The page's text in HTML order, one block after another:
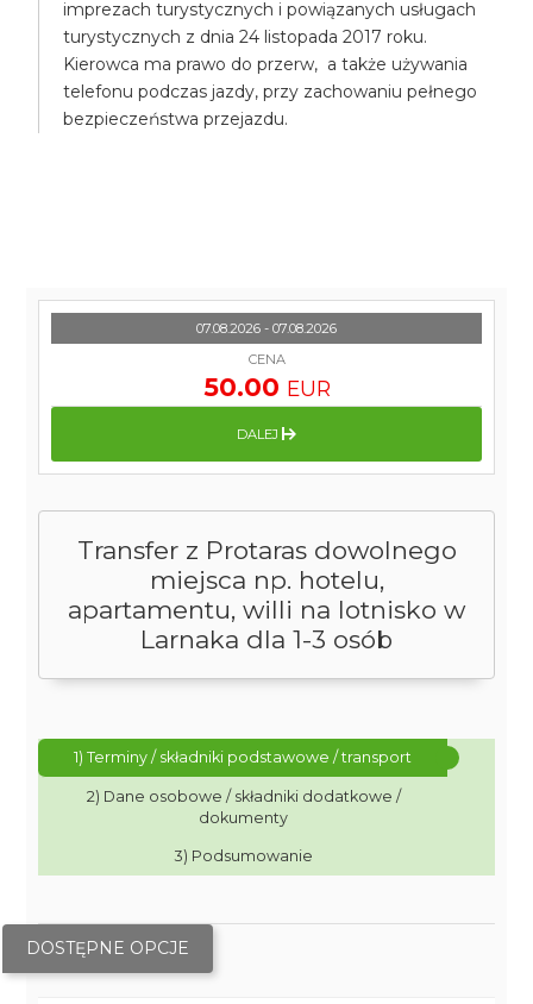
imprezach turystycznych i powiązanych usługach
turystycznych z dnia 24 listopada 2017 roku.
Kierowca ma prawo do przerw, a także używania
telefonu podczas jazdy, przy zachowaniu pełnego
bezpieczeństwa przejazdu.
Transfer z Protaras dowolnego
miejsca np. hotelu,
apartamentu, willi na lotnisko w
Larnaka dla 1-3 osób
1) Terminy / składniki podstawowe / transport
2) Dane osobowe / składniki dodatkowe /
dokumenty
3) Podsumowanie
DOSTĘPNE OPCJE
07.08.2026 - 07.08.2026
CENA
50.00 EUR
DALEJ